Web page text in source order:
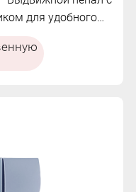
для удобного